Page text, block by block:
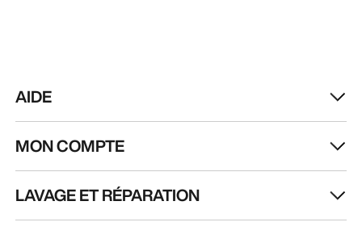
AIDE
MON COMPTE
LAVAGE ET RÉPARATION